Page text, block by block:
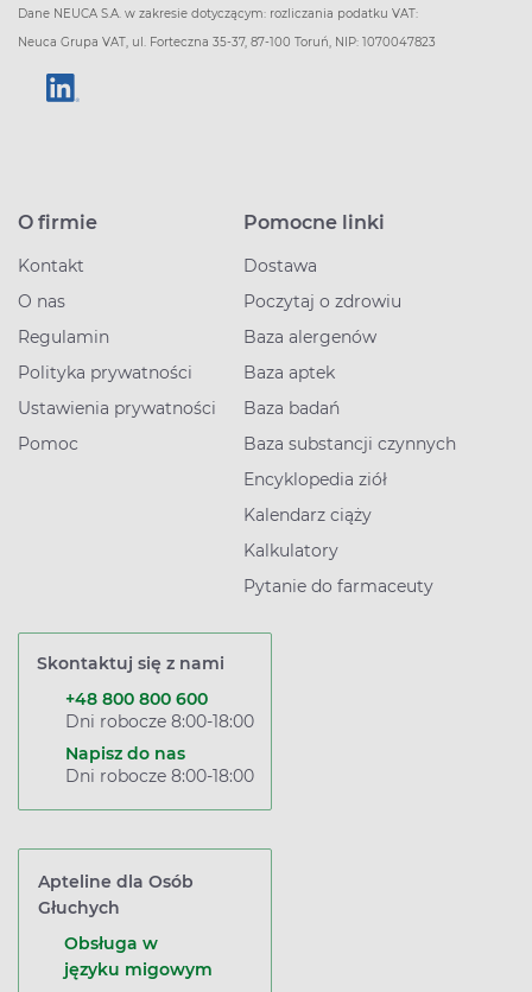
Dane NEUCA S.A. w zakresie dotyczącym: rozliczania podatku VAT:
Neuca Grupa VAT, ul. Forteczna 35-37, 87-100 Toruń, NIP: 1070047823
O firmie
Kontakt
O nas
Regulamin
Polityka prywatności
Ustawienia prywatności
Pomoc
Pomocne linki
Dostawa
Poczytaj o zdrowiu
Baza alergenów
Baza aptek
Baza badań
Baza substancji czynnych
Encyklopedia ziół
Kalendarz ciąży
Kalkulatory
Pytanie do farmaceuty
Skontaktuj się z nami
+48 800 800 600
Dni robocze 8:00-18:00
Napisz do nas
Dni robocze 8:00-18:00
Apteline dla Osób
Głuchych
Obsługa w
języku migowym